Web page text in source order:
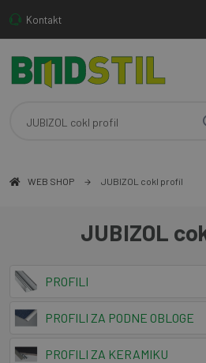
Kontakt
WEB SHOP JUBIZOL cokl profil
JUBIZOL
PROFILI
PROFILI ZA PODNE OBLOGE
PROFILI ZA KERAMIKU